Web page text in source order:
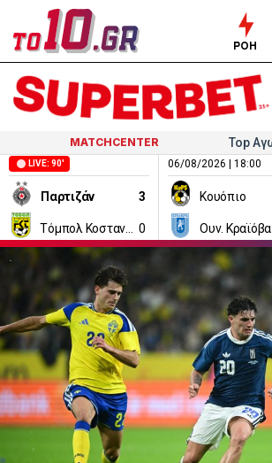
ΡΟΗ
MATCHCENTER
06/08/2026 | 18:00
Κουόπιο
Ουν. Κραϊόβα
LIVE: 90'
Παρτιζάν 3
0